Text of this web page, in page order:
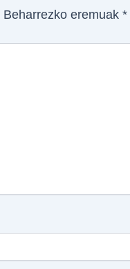
Beharrezko eremuak *